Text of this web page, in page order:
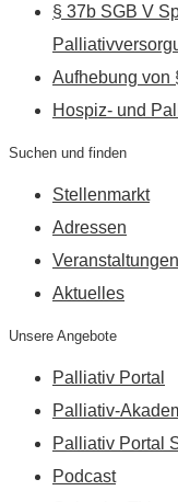
§ 37b SGB V
Aufhebung von
Hospiz- und
Suchen und finden
Stellenmarkt
Adressen
Veranstaltungen
Aktuelles
Unsere Angebote
Palliativ Portal
Palliativ-
Palliativ Portal
Podcast